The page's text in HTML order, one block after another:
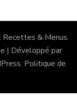
Recettes & Menus.
| Développé par
. Politique de